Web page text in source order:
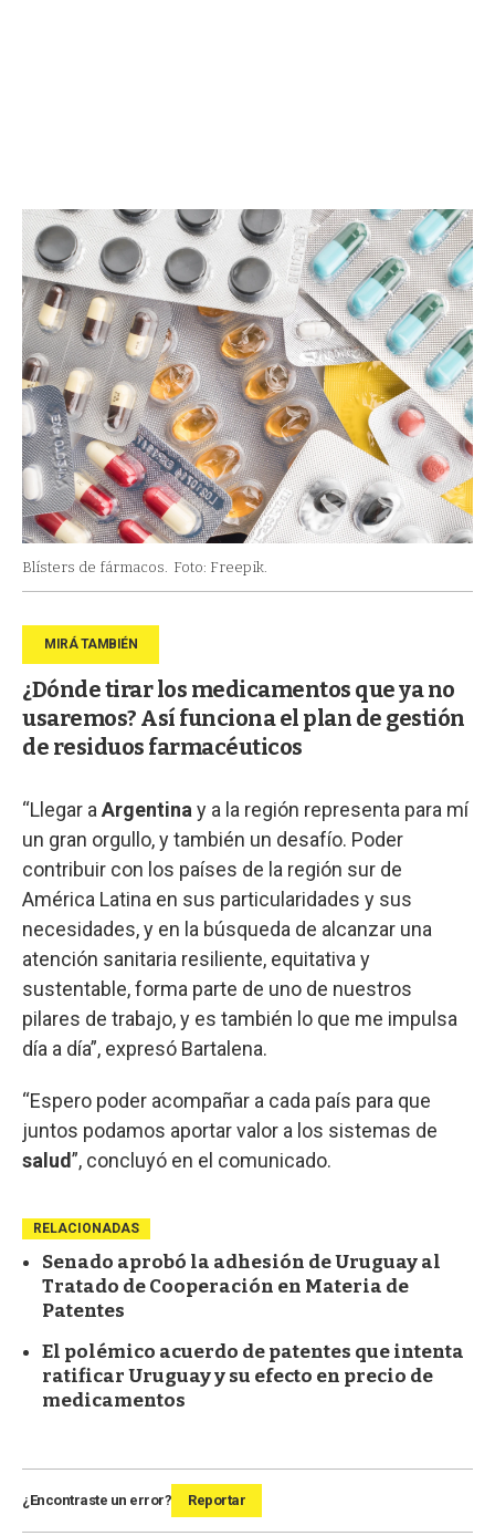
Blísters de fármacos. Foto: Freepik.
¿Dónde tirar los medicamentos que ya no
usaremos? Así funciona el plan de gestión
de residuos farmacéuticos
“Llegar a Argentina y a la región representa para mí
un gran orgullo, y también un desafío. Poder
contribuir con los países de la región sur de
América Latina en sus particularidades y sus
necesidades, y en la búsqueda de alcanzar una
atención sanitaria resiliente, equitativa y
sustentable, forma parte de uno de nuestros
pilares de trabajo, y es también lo que me impulsa
día a día”, expresó Bartalena.
“Espero poder acompañar a cada país para que
juntos podamos aportar valor a los sistemas de
salud”, concluyó en el comunicado.
RELACIONADAS
Senado aprobó la adhesión de Uruguay al
Tratado de Cooperación en Materia de
Patentes
El polémico acuerdo de patentes que intenta
ratificar Uruguay y su efecto en precio de
medicamentos
¿Encontraste un error? Reportar